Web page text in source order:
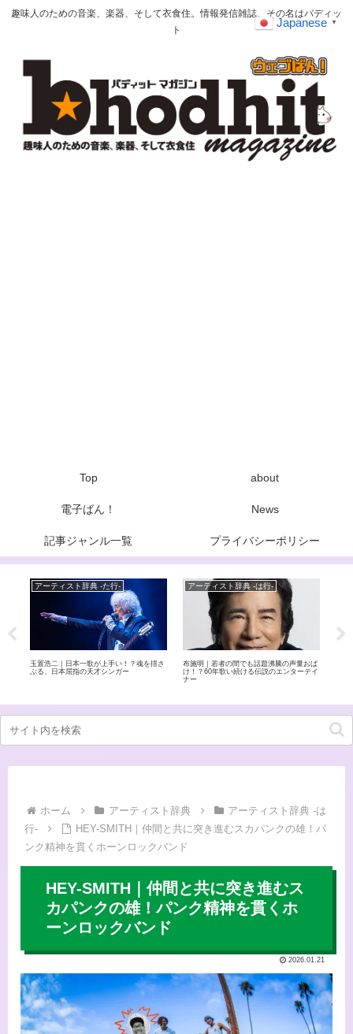
趣味人のための音楽、楽器、そして衣食住。情報発信雑誌、その名はバディッ
ト
Top about
電子ばん！ News
記事ジャンル一覧 プライバシーポリシー
アーティスト辞典 -た行-
玉置浩二｜日本一歌が上手い！？魂を揺さ
ぶる、日本屈指の天才シンガー
アーティスト辞典 -は行-
布施明｜若者の間でも話題沸騰の声量おば
け！？60年歌い続ける伝説のエンターテイ
ナー
ホーム アーティスト辞典
アーティスト辞典 -は
行-
HEY-SMITH｜仲間と共に突き進むスカパンクの雄！パ
ンク精神を貫くホーンロックバンド
HEY-SMITH｜仲間と共に突き進むス
カパンクの雄！パンク精神を貫くホ
ーンロックバンド
2026.01.21
Japanese ▼